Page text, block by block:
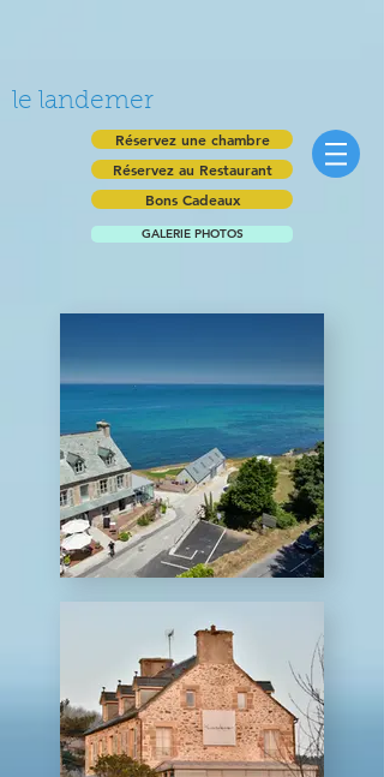
le landemer
Réservez une chambre
Réservez au Restaurant
Bons Cadeaux
GALERIE PHOTOS